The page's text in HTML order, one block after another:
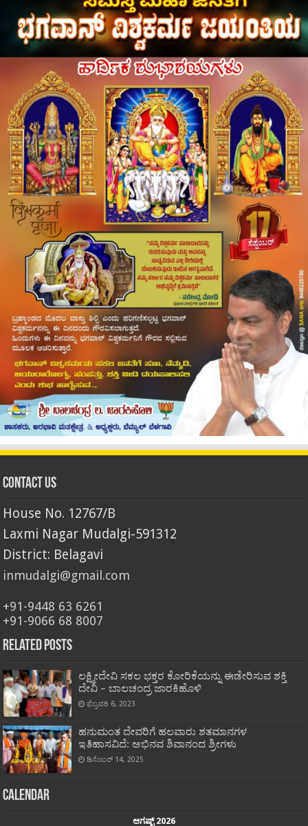
Contact Us
House No. 12767/B
Laxmi Nagar Mudalgi-591312
District: Belagavi
inmudalgi@gmail.com
+91-9448 63 6261
+91-9066 68 8007
Related Posts
ಲಕ್ಷ್ಮೀದೇವಿ ಸಕಲ ಭಕ್ತರ ಕೋರಿಕೆಯನ್ನು ಈಡೇರಿಸುವ ಶಕ್ತಿ
ದೇವಿ – ಬಾಲಚಂದ್ರ ಜಾರಕಿಹೊಳಿ
ಫೆಬ್ರವರಿ 6, 2023
ಹನುಮಂತ ದೇವರಿಗೆ ಹಲವಾರು ಶತಮಾನಗಳ
ಇತಿಹಾಸವಿದೆ: ಅಭಿನವ ಶಿವಾನಂದ ಶ್ರೀಗಳು
ಡಿಸೆಂಬರ್ 14, 2025
Calendar
ಆಗಷ್ಟ್ 2026